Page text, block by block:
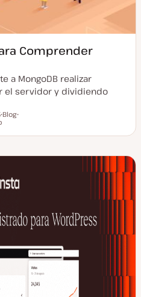
Comprender
a MongoDB realizar
el servidor y dividiendo
T
p
s
t
Blog
m